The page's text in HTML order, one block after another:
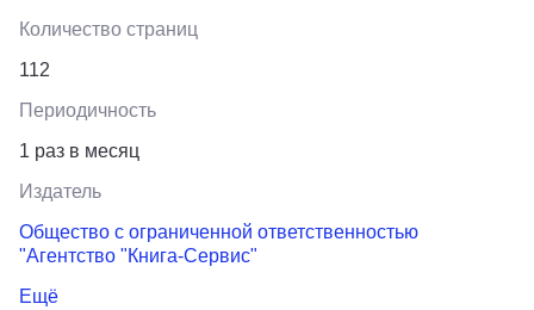
Количество страниц
112
Периодичность
1 раз в месяц
Издатель
Общество с ограниченной ответственностью
"Агентство "Книга-Сервис"
Ещё